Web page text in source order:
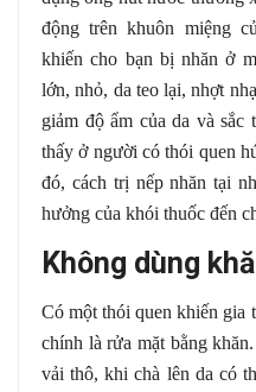
động trên khuôn miệng
khiến cho bạn bị nhăn ở
lớn, nhỏ, da teo lại, nhợt
giảm độ ẩm của da và sắc
thấy ở người có thói quen
đó, cách trị nếp nhăn tại
hưởng của khói thuốc đến
Không dùng
Có một thói quen khiến gia
chính là rửa mặt bằng
vải thô, khi chà lên da có